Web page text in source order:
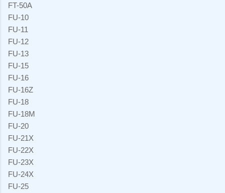
FT-50A
FU-10
FU-11
FU-12
FU-13
FU-15
FU-16
FU-16Z
FU-18
FU-18M
FU-20
FU-21X
FU-22X
FU-23X
FU-24X
FU-25